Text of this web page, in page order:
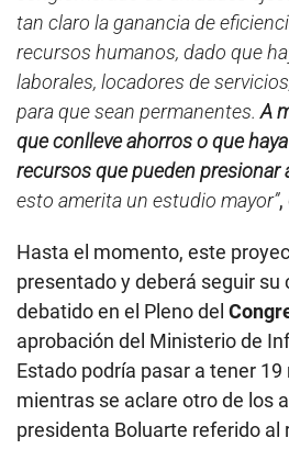
recursos que pueden presionar
esto amerita un estudio mayor”,
Hasta el momento, este
presentado y deberá seguir su
debatido en el Pleno del
aprobación del Ministerio de
Estado podría pasar a tener 19
mientras se aclare otro de los
presidenta Boluarte referido al
ministerios. Se fusionarían
ministerios”. Si bien todavía la
aclarado cuáles serán,
proyecto de Ley al respecto en